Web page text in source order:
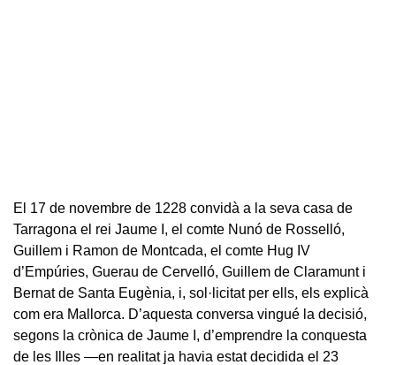
El 17 de novembre de 1228 convidà a la seva casa de
Tarragona el rei Jaume I, el comte Nunó de Rosselló,
Guillem i Ramon de Montcada, el comte Hug IV
d’Empúries, Guerau de Cervelló, Guillem de Claramunt i
Bernat de Santa Eugènia, i, sol·licitat per ells, els explicà
com era Mallorca. D’aquesta conversa vingué la decisió,
segons la crònica de Jaume I, d’emprendre la conquesta
de les Illes —en realitat ja havia estat decidida el 23